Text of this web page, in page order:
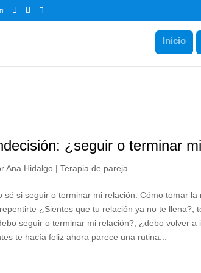
Inicio
¿seguir o terminar
Ana Hidalgo |Terapia de pareja
sé si seguir o terminar mi relación: Cómo tomar la
¿Sientes que tu relación ya no te llena?,
seguir o terminar mi relación?, ¿debo volver a
te hacía feliz ahora parece una rutina...